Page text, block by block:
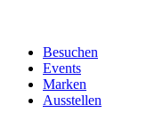
Besuchen
Events
Marken
Ausstellen